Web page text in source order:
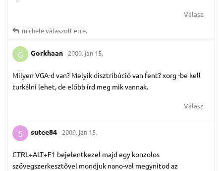
Válasz
micheleválaszolt erre.
G Gorkhaan 2009. jan 15.
Milyen VGA-d van? Melyik disztribúció van fent? xorg -be kell
turkálni lehet, de előbb írd meg mik vannak.
Válasz
S sutee84 2009. jan 15.
CTRL+ALT+F1 bejelentkezel majd egy konzolos
szövegszerkesztővel mondjuk nano-val megynitod az